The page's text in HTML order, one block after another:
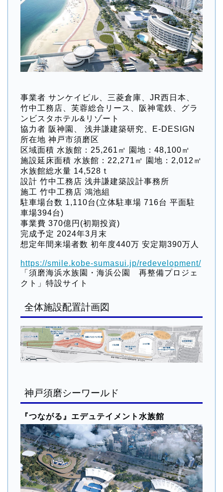
事業者 サンケイビル、三菱倉庫、JR西日本、
竹中工務店、芙蓉総合リース、阪神電鉄、グラ
ンビスタホテル&リゾート
協力者 阪神園、 浅井謙建築研究、E-DESIGN
所在地 神戸市須磨区
区域面積 水族館：25,261㎡ 園地：48,100㎡
施設延床面積 水族館：22,271㎡ 園地：2,012㎡
水族館総水量 14,528ｔ
設計 竹中工務店 浅井謙建築設計事務所
施工 竹中工務店 鴻池組
駐車場台数 1,110台(立体駐車場 716台 平面駐
車場394台)
事業費 370億円(初期投資)
完成予定 2024年3月末
想定年間来場者数 初年度440万 安定期390万人
https://smile.kobe-sumasui.jp/redevelopment/
「須磨海浜水族園・海浜公園 再整備プロジェ
クト」特設サイト
全体施設配置計画図
神戸須磨シーワールド
『つながる』エデュテイメント水族館